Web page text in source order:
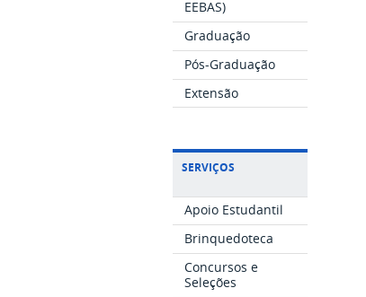
EEBAS)
Graduação
Pós-Graduação
Extensão
SERVIÇOS
Apoio Estudantil
Brinquedoteca
Concursos e
Seleções